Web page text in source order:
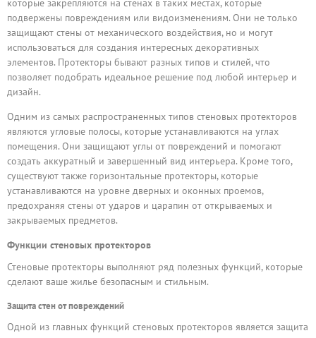
которые закрепляются на стенах в таких местах, которые
подвержены повреждениям или видоизменениям. Они не только
защищают стены от механического воздействия, но и могут
использоваться для создания интересных декоративных
элементов. Протекторы бывают разных типов и стилей, что
позволяет подобрать идеальное решение под любой интерьер и
дизайн.
Одним из самых распространенных типов стеновых протекторов
являются угловые полосы, которые устанавливаются на углах
помещения. Они защищают углы от повреждений и помогают
создать аккуратный и завершенный вид интерьера. Кроме того,
существуют также горизонтальные протекторы, которые
устанавливаются на уровне дверных и оконных проемов,
предохраняя стены от ударов и царапин от открываемых и
закрываемых предметов.
Функции стеновых протекторов
Стеновые протекторы выполняют ряд полезных функций, которые
сделают ваше жилье безопасным и стильным.
Защита стен от повреждений
Одной из главных функций стеновых протекторов является защита